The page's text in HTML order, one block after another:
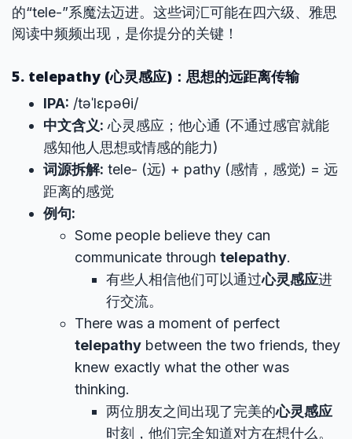
的“tele-”系魔法迈进。这些词汇可能在四六级、雅思
阅读中频频出现，是你提分的关键！
5. telepathy (心灵感应)：思想的远距离传输
IPA: /təˈlɛpəθi/
中文含义: 心灵感应；他心通 (不通过感官就能
感知他人思想或情感的能力)
词源拆解: tele- (远) + pathy (感情，感觉) = 远
距离的感觉
例句:
Some people believe they can
communicate through telepathy.
有些人相信他们可以通过心灵感应进
行交流。
There was a moment of perfect
telepathy between the two friends, they
knew exactly what the other was
thinking.
两位朋友之间出现了完美的心灵感应
时刻，他们完全知道对方在想什么。